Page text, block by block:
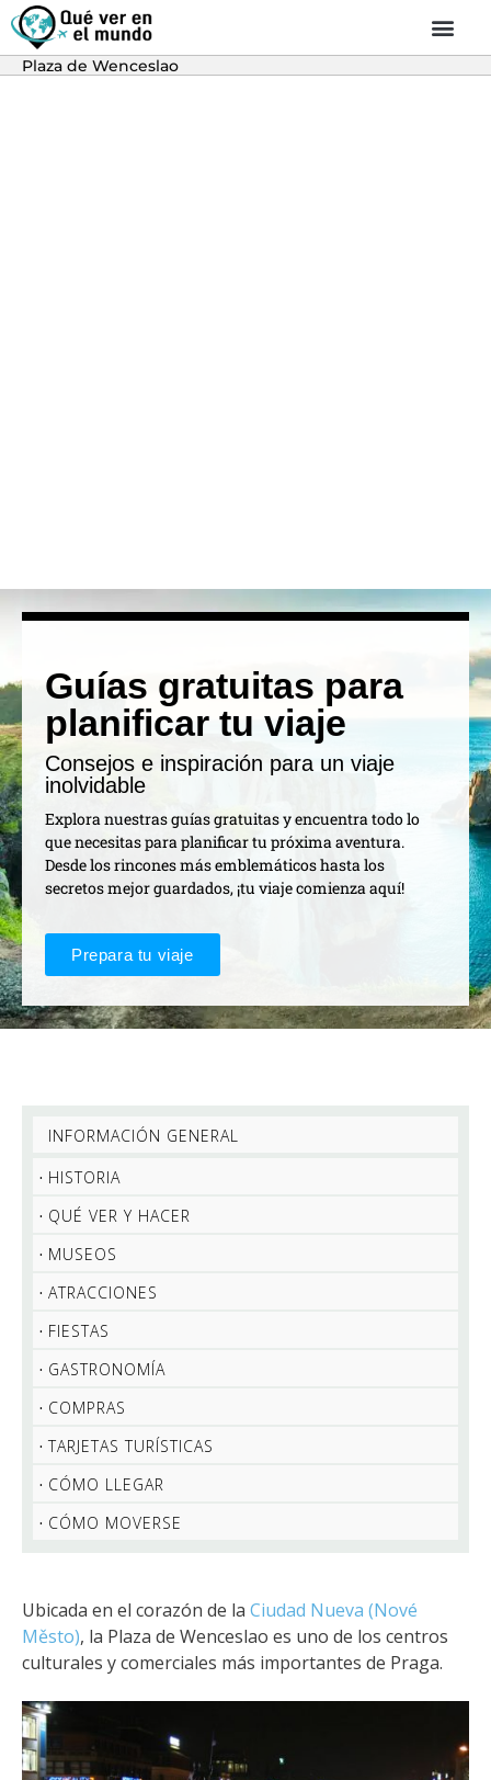
Plaza de Wenceslao
Guías gratuitas para
planificar tu viaje
Consejos e inspiración para un viaje
inolvidable
Explora nuestras guías gratuitas y encuentra todo lo
que necesitas para planificar tu próxima aventura.
Desde los rincones más emblemáticos hasta los
secretos mejor guardados, ¡tu viaje comienza aquí!
Prepara tu viaje
INFORMACIÓN GENERAL
HISTORIA
QUÉ VER Y HACER
MUSEOS
ATRACCIONES
FIESTAS
GASTRONOMÍA
COMPRAS
TARJETAS TURÍSTICAS
CÓMO LLEGAR
CÓMO MOVERSE
Ubicada en el corazón de la Ciudad Nueva (Nové
Město), la Plaza de Wenceslao es uno de los centros
culturales y comerciales más importantes de Praga.